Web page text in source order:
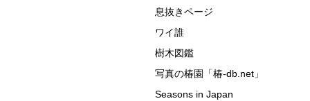
息抜きページ
ワイ誰
樹木図鑑
写真の椿園「椿-db.net」
Seasons in Japan